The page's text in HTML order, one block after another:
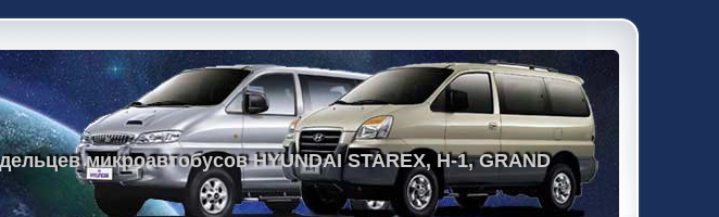
микроавтобусов HYUNDAI STAREX, H-1, GRAND